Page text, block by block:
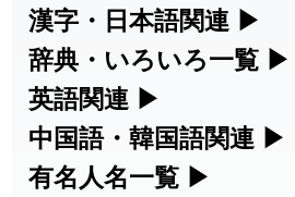
漢字・日本語関連 ▶
漢字の読み方検索、手書
練習など、日本語学習に
集めていま
人名漢字辞典 - 読
辞典・いろいろ一覧 ▶
部首・画数別の漢字一覧
名・駅名検索など、各種
ールです。
英語関連 ▶
カタカナ語・略語の意
号、リスニング練習など
中国語・韓国語関連 ▶
中国語のピンイン変換、
有名人名一覧 ▶